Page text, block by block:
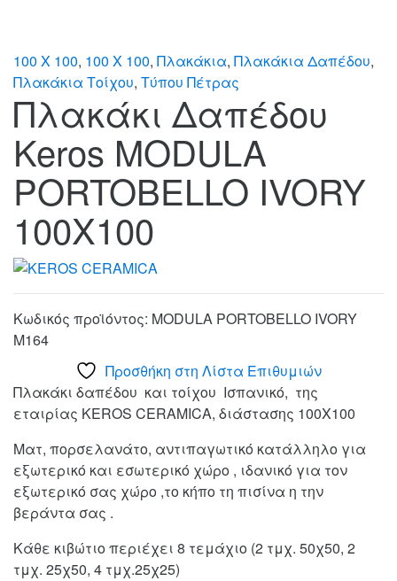
100 X 100, 100 X 100, Πλακάκια, Πλακάκια Δαπέδου,
Πλακάκια Τοίχου, Τύπου Πέτρας
Πλακάκι Δαπέδου
Keros MODULA
PORTOBELLO IVORY
100X100
Κωδικός προϊόντος: MODULA PORTOBELLO IVORY
M164
Προσθήκη στη Λίστα Επιθυμιών
Πλακάκι δαπέδου και τοίχου Ισπανικό, της
εταιρίας KEROS CERAMICA, διάστασης 100X100
Ματ, πορσελανάτο, αντιπαγωτικό κατάλληλο για
εξωτερικό και εσωτερικό χώρο , ιδανικό για τον
εξωτερικό σας χώρο ,το κήπο τη πισίνα η την
βεράντα σας .
Κάθε κιβώτιο περιέχει 8 τεμάχιο (2 τμχ. 50χ50, 2
τμχ. 25χ50, 4 τμχ.25χ25)